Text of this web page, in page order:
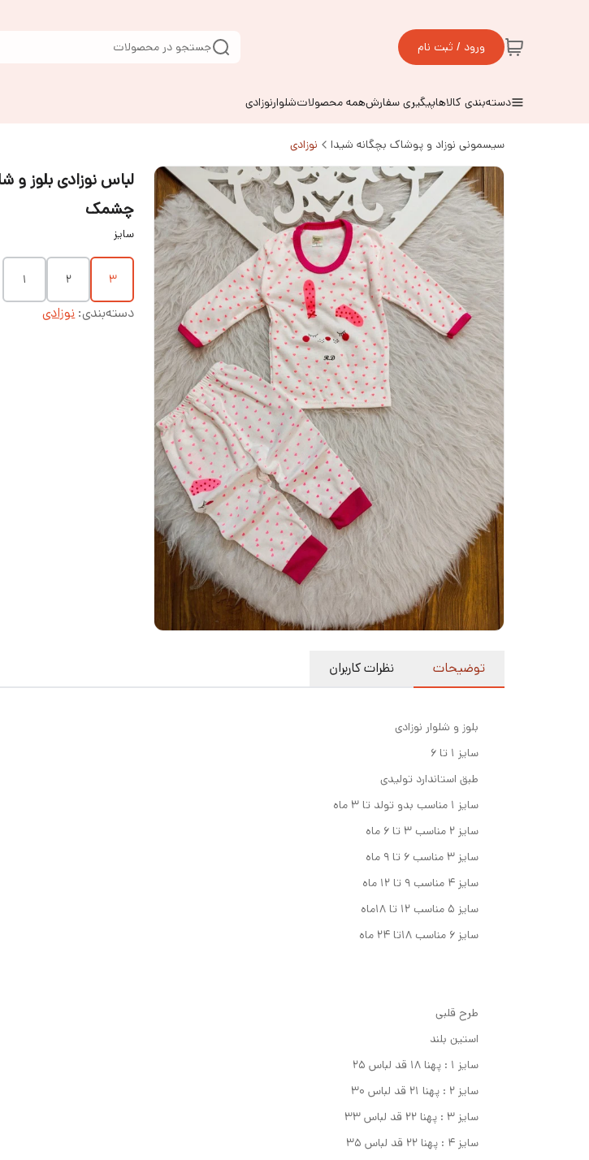
ورود / ثبت نام جستجو در محصولات
دسته‌بندی کالاهاپیگیری سفارشهمه محصولاتشلوارنوزادی
سیسمونی نوزاد و پوشاک بچگانه شیدا نوزادی
چشمک
سایز
3 ۲ ۱
دسته‌بندی:نوزادی
توضیحات نظرات کاربران
بلوز و شلوار نوزادی
سایز 1 تا 6
طبق استاندارد تولیدی
سایز ۱ مناسب بدو تولد تا ۳ ماه
سایز ۲ مناسب ۳ تا ۶ ماه
سایز ۳ مناسب ۶ تا ۹ ماه
سایز ۴ مناسب ۹ تا ۱۲ ماه
سایز ۵ مناسب ۱۲ تا ۱۸ماه
سایز ۶ مناسب ۱۸تا ۲۴ ماه
طرح قلبی
استین بلند
سایز ۱ : پهنا ۱۸ قد لباس ۲۵
سایز ۲ : پهنا ۲۱ قد لباس ۳۰
سایز ۳ : پهنا ۲۲ قد لباس ۳۳
سایز ۴ : پهنا ۲۲ قد لباس ۳۵